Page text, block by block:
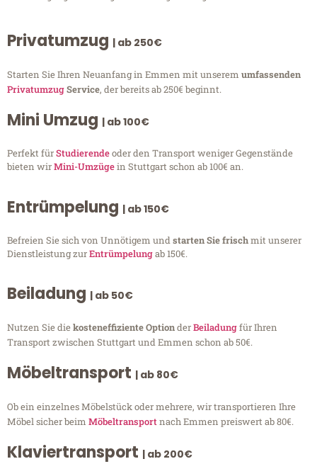
Privatumzug | ab 250€
Starten Sie Ihren Neuanfang in Emmen mit unserem umfassenden
PrivatumzugService, der bereits ab 250€ beginnt.
Mini Umzug | ab 100€
Perfekt fürStudierendeoder den Transport weniger Gegenstände
bieten wirMini-Umzügein Stuttgart schon ab 100€ an.
Entrümpelung | ab 150€
Befreien Sie sich von Unnötigem undstarten Sie frischmit unserer
Dienstleistung zurEntrümpelungab 150€.
Beiladung | ab 50€
Nutzen Sie diekosteneffiziente OptionderBeiladungfür Ihren
Transport zwischen Stuttgart und Emmen schon ab 50€.
Möbeltransport | ab 80€
Ob ein einzelnes Möbelstück oder mehrere, wir transportieren Ihre
Möbel sicher beim Möbeltransportnach Emmen preiswert ab 80€.
Klaviertransport | ab 200€